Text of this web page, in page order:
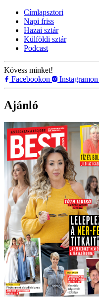
Címlapsztori
Napi friss
Hazai sztár
Külföldi sztár
Podcast
Kövess minket!
Facebookon
Instagramon
Ajánló